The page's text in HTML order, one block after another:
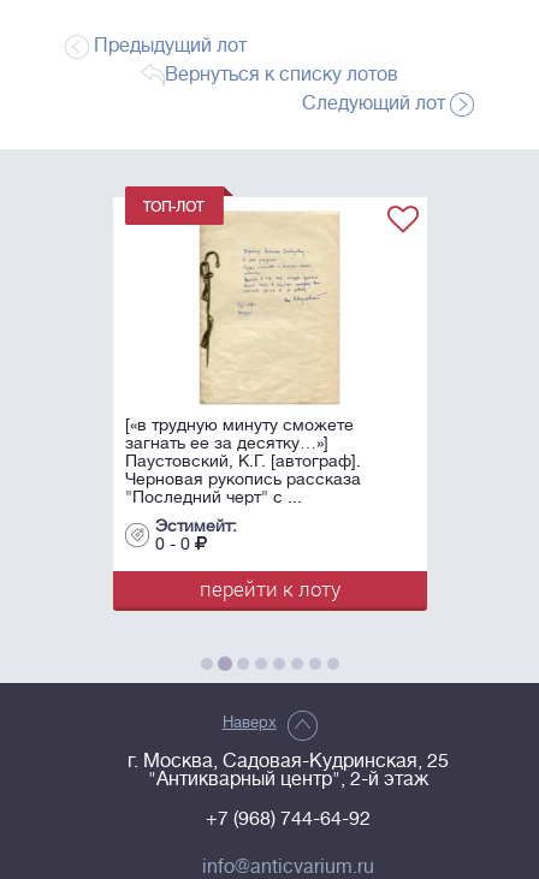
Предыдущий лот
Вернуться к списку лотов
Следующий лот
[«в трудную минуту сможете
загнать ее за десятку…»]
Паустовский, К.Г. [автограф].
Черновая рукопись рассказа
"Последний черт" с ...
Эстимейт:
0 - 0
перейти к лоту
Наверх
г. Москва, Садовая-Кудринская, 25
"Антикварный центр", 2-й этаж
+7 (968) 744-64-92
info@anticvarium.ru